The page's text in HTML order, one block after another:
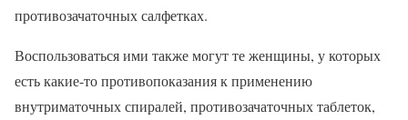
противозачаточных салфетках.
Воспользоваться ими также могут те женщины, у которых
есть какие-то противопоказания к применению
внутриматочных спиралей, противозачаточных таблеток,